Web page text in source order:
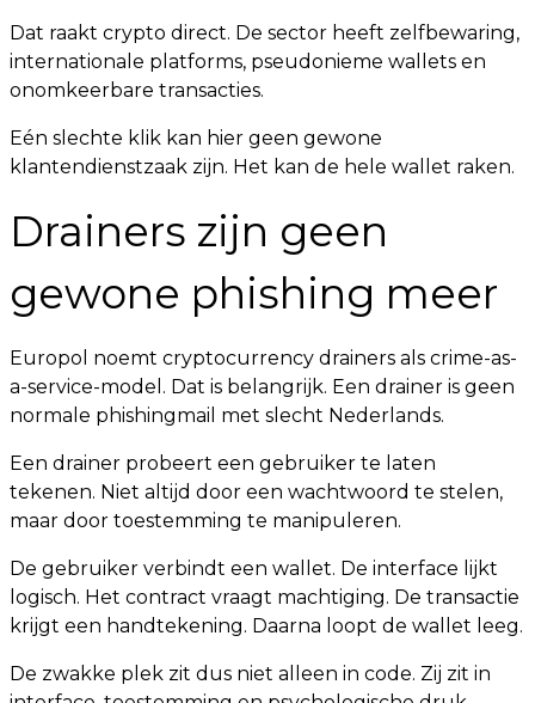
Dat raakt crypto direct. De sector heeft zelfbewaring,
internationale platforms, pseudonieme wallets en
onomkeerbare transacties.
Eén slechte klik kan hier geen gewone
klantendienstzaak zijn. Het kan de hele wallet raken.
Drainers zijn geen
gewone phishing meer
Europol noemt cryptocurrency drainers als crime-as-
a-service-model. Dat is belangrijk. Een drainer is geen
normale phishingmail met slecht Nederlands.
Een drainer probeert een gebruiker te laten
tekenen. Niet altijd door een wachtwoord te stelen,
maar door toestemming te manipuleren.
De gebruiker verbindt een wallet. De interface lijkt
logisch. Het contract vraagt machtiging. De transactie
krijgt een handtekening. Daarna loopt de wallet leeg.
De zwakke plek zit dus niet alleen in code. Zij zit in